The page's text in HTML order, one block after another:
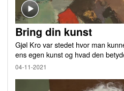
Bring din kunst
Gjøl Kro var stedet hvor man
ens egen kunst og hvad den
04-11-2021